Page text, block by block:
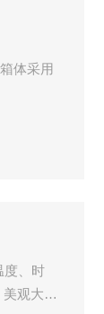
体采用
度、时
观大